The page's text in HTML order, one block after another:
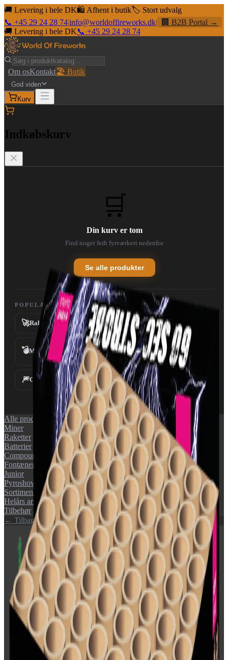
🚚 Levering i hele DK🛍️ Afhent i butik🏷️ Stort udvalg
📞 +45 29 24 28 74|info@worldoffireworks.dk|
🏢 B2B Portal →
🚚 Levering i hele DK📞 +45 29 24 28 74
Om osKontakt🏖️ Butik
God viden
Kurv
Indkøbskurv
🛒
Din kurv er tom
Find noget fedt fyrværkeri nedenfor
Se alle produkter
POPULÆRE KATEGORIER
🚀Raketter 💥Batterier
💣Miner ⛲Fontæner
🎆Compounds ✨Tilbehør
Alle produkter
Miner
Raketter
Batterier
Compounds
Fontæner
Junior
Pyroshow
Sortimenter
Helårs artikler (F1)
Tilbehør
← Tilbage til katalog